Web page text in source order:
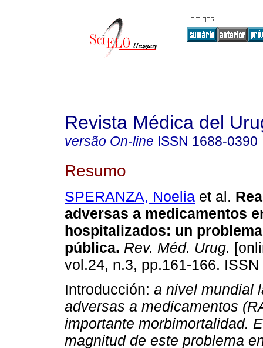
Revista Médica del
versão On-line ISSN 1688-0390
Resumo
SPERANZA, Noelia et al.
adversas a medicamentos
hospitalizados: un
pública. Rev. Méd. Urug.
vol.24, n.3, pp.161-166.
Introducción: a nivel mundial
adversas a medicamentos
importante morbimortalidad.
magnitud de este problema